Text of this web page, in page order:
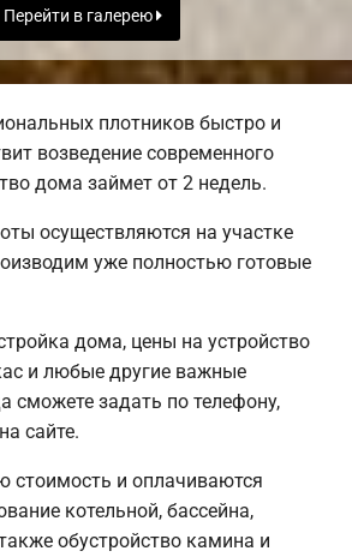
Перейти в галерею
плотников быстро и
возведение современного
дома займет от 2 недель.
осуществляются на участке
уже полностью готовые
дома, цены на устройство
и любые другие важные
сможете задать по телефону,
сайте.
стоимость и оплачиваются
котельной, бассейна,
обустройство камина и